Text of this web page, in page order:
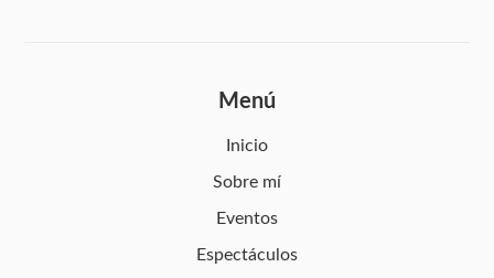
Menú
Inicio
Sobre mí
Eventos
Espectáculos